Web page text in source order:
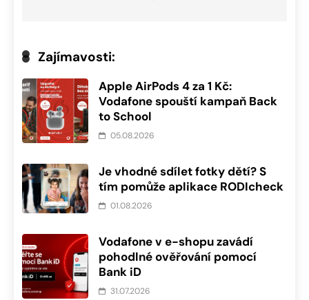
Zajímavosti:
Apple AirPods 4 za 1 Kč:
Vodafone spouští kampaň Back
to School
05.08.2026
Je vhodné sdílet fotky dětí? S
tím pomůže aplikace RODIcheck
01.08.2026
Vodafone v e-shopu zavádí
pohodlné ověřování pomocí
Bank iD
31.07.2026